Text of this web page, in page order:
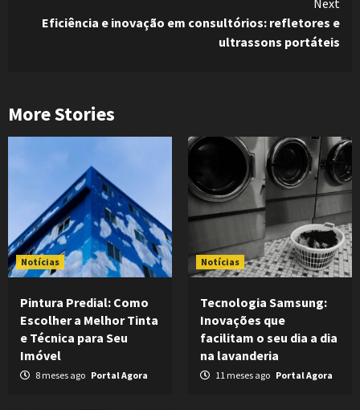
Eficiência e inovação em consultórios: refletores e
ultrassons portáteis
More Stories
Notícias
Pintura Predial: Como
Escolher a Melhor Tinta
e Técnica para Seu
Imóvel
8 meses ago Portal Agora
Notícias
Tecnologia Samsung:
Inovações que
facilitam o seu dia a dia
na lavanderia
11 meses ago Portal Agora